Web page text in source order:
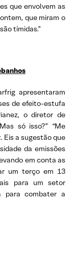
que envolvem as
que miram o
tímidas.”
apresentaram
de efeito-estufa
o diretor de
só isso?” “Me
Eis a sugestão que
da emissões
em conta as
um terço em 13
para um setor
para combater a